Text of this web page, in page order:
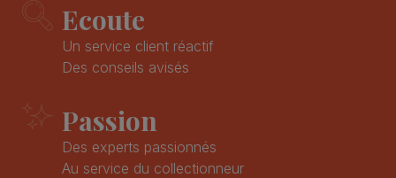
Ecoute
Un service client réactif
Des conseils avisés
Passion
Des experts passionnés
Au service du collectionneur